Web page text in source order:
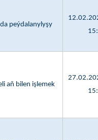
peýdalanylyşy
aň bilen işlemek